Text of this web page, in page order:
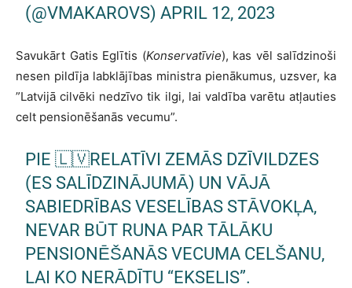
(@VMAKAROVS)APRIL 12, 2023
Savukārt Gatis Eglītis (Konservatīvie), kas vēl salīdzinoši
nesen pildīja labklājības ministra pienākumus, uzsver, ka
”Latvijā cilvēki nedzīvo tik ilgi, lai valdība varētu atļauties
celt pensionēšanās vecumu”.
PIE 🇱🇻RELATĪVI ZEMĀS DZĪVILDZES
(ES SALĪDZINĀJUMĀ) UN VĀJĀ
SABIEDRĪBAS VESELĪBAS STĀVOKĻA,
NEVAR BŪT RUNA PAR TĀLĀKU
PENSIONĒŠANĀS VECUMA CELŠANU,
LAI KO NERĀDĪTU “EKSELIS”.